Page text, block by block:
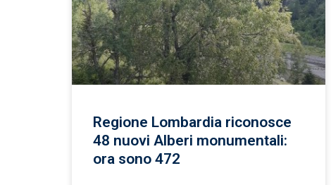
Regione Lombardia riconosce
48 nuovi Alberi monumentali:
ora sono 472